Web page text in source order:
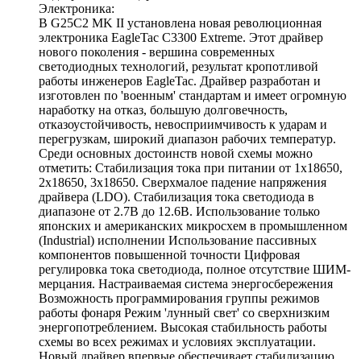
Электроника:
В G25C2 MK II установлена новая революционная
электроника EagleTac C3300 Extreme. Этот драйвер
нового поколения - вершина современных
светодиодных технологий, результат кропотливой
работы инженеров EagleTac. Драйвер разработан и
изготовлен по 'военным' стандартам и имеет огромную
наработку на отказ, большую долговечность,
отказоустойчивость, невосприимчивость к ударам и
перегрузкам, широкий диапазон рабочих температур.
Среди основных достоинств новой схемы можно
отметить: Стабилизация тока при питании от 1х18650,
2x18650, 3x18650. Сверхмалое падение напряжения
драйвера (LDO). Стабилизация тока светодиода в
диапазоне от 2.7В до 12.6В. Использование только
японских и американских микросхем в промышленном
(Industrial) исполнении Использование пассивных
компонентов повышенной точности Цифровая
регулировка тока светодиода, полное отсутствие ШИМ-
мерцания. Настраиваемая система энергосбережения
Возможность программирования группы режимов
работы фонаря Режим 'лунный свет' со сверхнизким
энергопотреблением. Высокая стабильность работы
схемы во всех режимах и условиях эксплуатации.
Новый драйвер впервые обеспечивает стабилизацию